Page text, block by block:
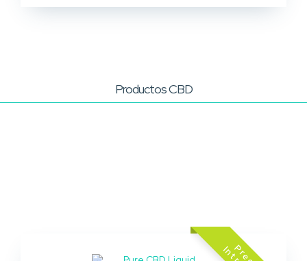
Productos CBD